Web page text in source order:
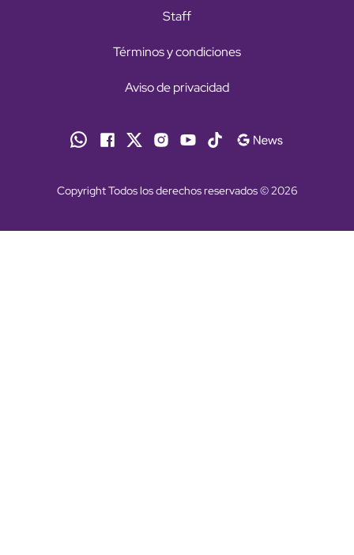
Staff
Términos y condiciones
Aviso de privacidad
Copyright Todos los derechos reservados © 2026